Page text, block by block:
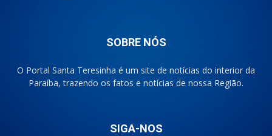
SOBRE NÓS
O Portal Santa Teresinha é um site de notícias do interior da
Paraíba, trazendo os fatos e notícias de nossa Região.
SIGA-NOS